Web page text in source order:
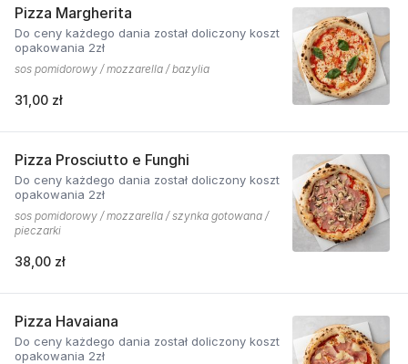
Pizza Margherita
Do ceny każdego dania został doliczony koszt
opakowania 2zł
sos pomidorowy / mozzarella / bazylia
31,00 zł
Pizza Prosciutto e Funghi
Do ceny każdego dania został doliczony koszt
opakowania 2zł
sos pomidorowy / mozzarella / szynka gotowana /
pieczarki
38,00 zł
Pizza Havaiana
Do ceny każdego dania został doliczony koszt
opakowania 2zł